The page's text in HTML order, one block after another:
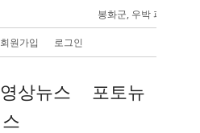
봉화군, 우박 피해 사과 가공
회원가입 로그인
영상뉴스
포토뉴
스